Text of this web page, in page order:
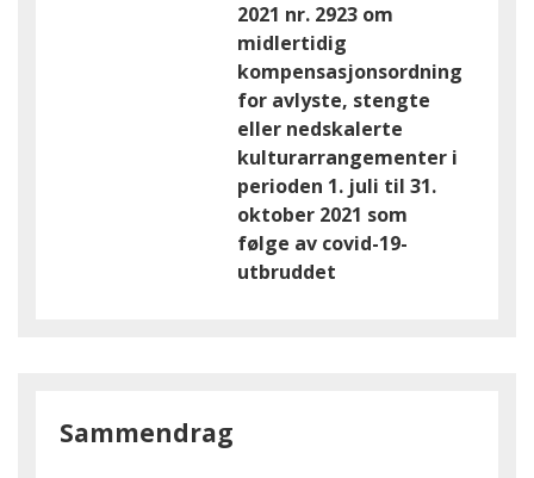
2021 nr. 2923 om
midlertidig
kompensasjonsordning
for avlyste, stengte
eller nedskalerte
kulturarrangementer i
perioden 1. juli til 31.
oktober 2021 som
følge av covid-19-
utbruddet
Sammendrag